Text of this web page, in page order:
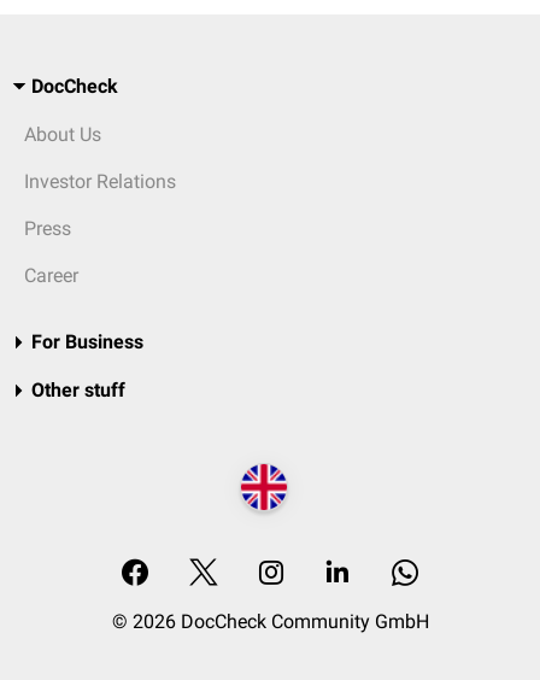
DocCheck
About Us
Investor Relations
Press
Career
For Business
Other stuff
© 2026 DocCheck Community GmbH